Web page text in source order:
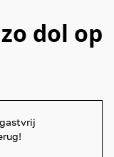
dol op